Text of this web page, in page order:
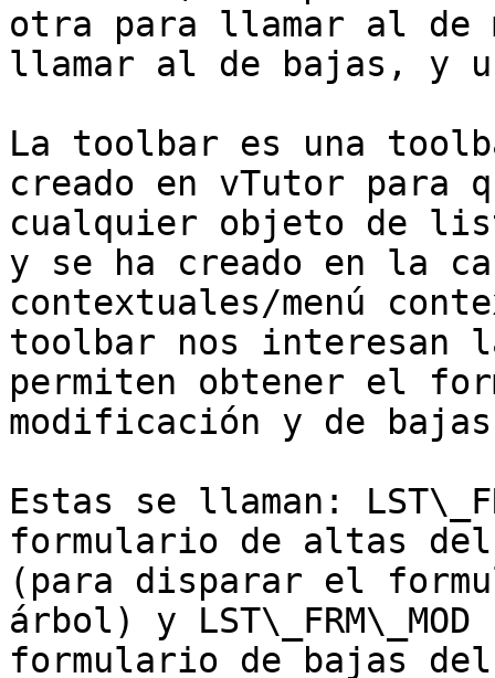
otra para llamar al de
llamar al de bajas, y
La toolbar es una
creado en vTutor para
cualquier objeto de
y se ha creado en la
contextuales/menú
toolbar nos interesan
permiten obtener el
modificación y de
Estas se llaman:
formulario de altas del
(para disparar el
árbol) y
formulario de bajas